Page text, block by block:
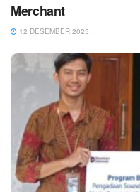
Merchant
12 DESEMBER 2025